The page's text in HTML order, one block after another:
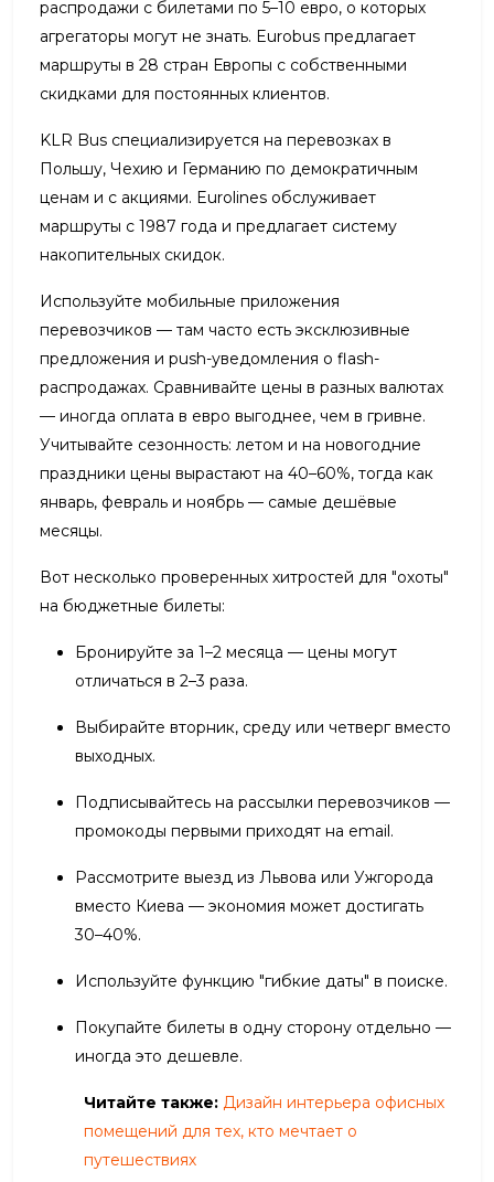
распродажи с билетами по 5–10 евро, о которых
агрегаторы могут не знать. Eurobus предлагает
маршруты в 28 стран Европы с собственными
скидками для постоянных клиентов.
KLR Bus специализируется на перевозках в
Польшу, Чехию и Германию по демократичным
ценам и с акциями. Eurolines обслуживает
маршруты с 1987 года и предлагает систему
накопительных скидок.
Используйте мобильные приложения
перевозчиков — там часто есть эксклюзивные
предложения и push-уведомления о flash-
распродажах. Сравнивайте цены в разных валютах
— иногда оплата в евро выгоднее, чем в гривне.
Учитывайте сезонность: летом и на новогодние
праздники цены вырастают на 40–60%, тогда как
январь, февраль и ноябрь — самые дешёвые
месяцы.
Вот несколько проверенных хитростей для "охоты"
на бюджетные билеты:
Бронируйте за 1–2 месяца — цены могут
отличаться в 2–3 раза.
Выбирайте вторник, среду или четверг вместо
выходных.
Подписывайтесь на рассылки перевозчиков —
промокоды первыми приходят на email.
Рассмотрите выезд из Львова или Ужгорода
вместо Киева — экономия может достигать
30–40%.
Используйте функцию "гибкие даты" в поиске.
Покупайте билеты в одну сторону отдельно —
иногда это дешевле.
Читайте также: Дизайн интерьера офисных
помещений для тех, кто мечтает о
путешествиях